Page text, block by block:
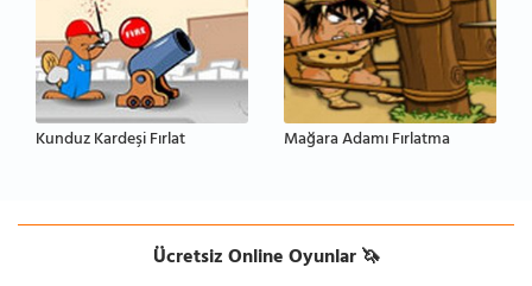
Kunduz Kardeşi Fırlat Mağara Adamı Fırlatma
Ücretsiz Online Oyunlar 🦄